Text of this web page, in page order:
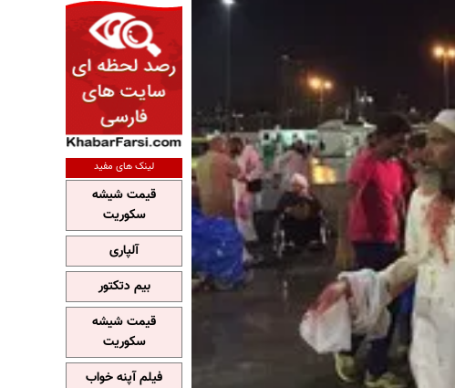
لینک های مفید
قیمت شیشه
سکوریت
آلپاری
بیم دتکتور
قیمت شیشه
سکوریت
فیلم آپنه خواب